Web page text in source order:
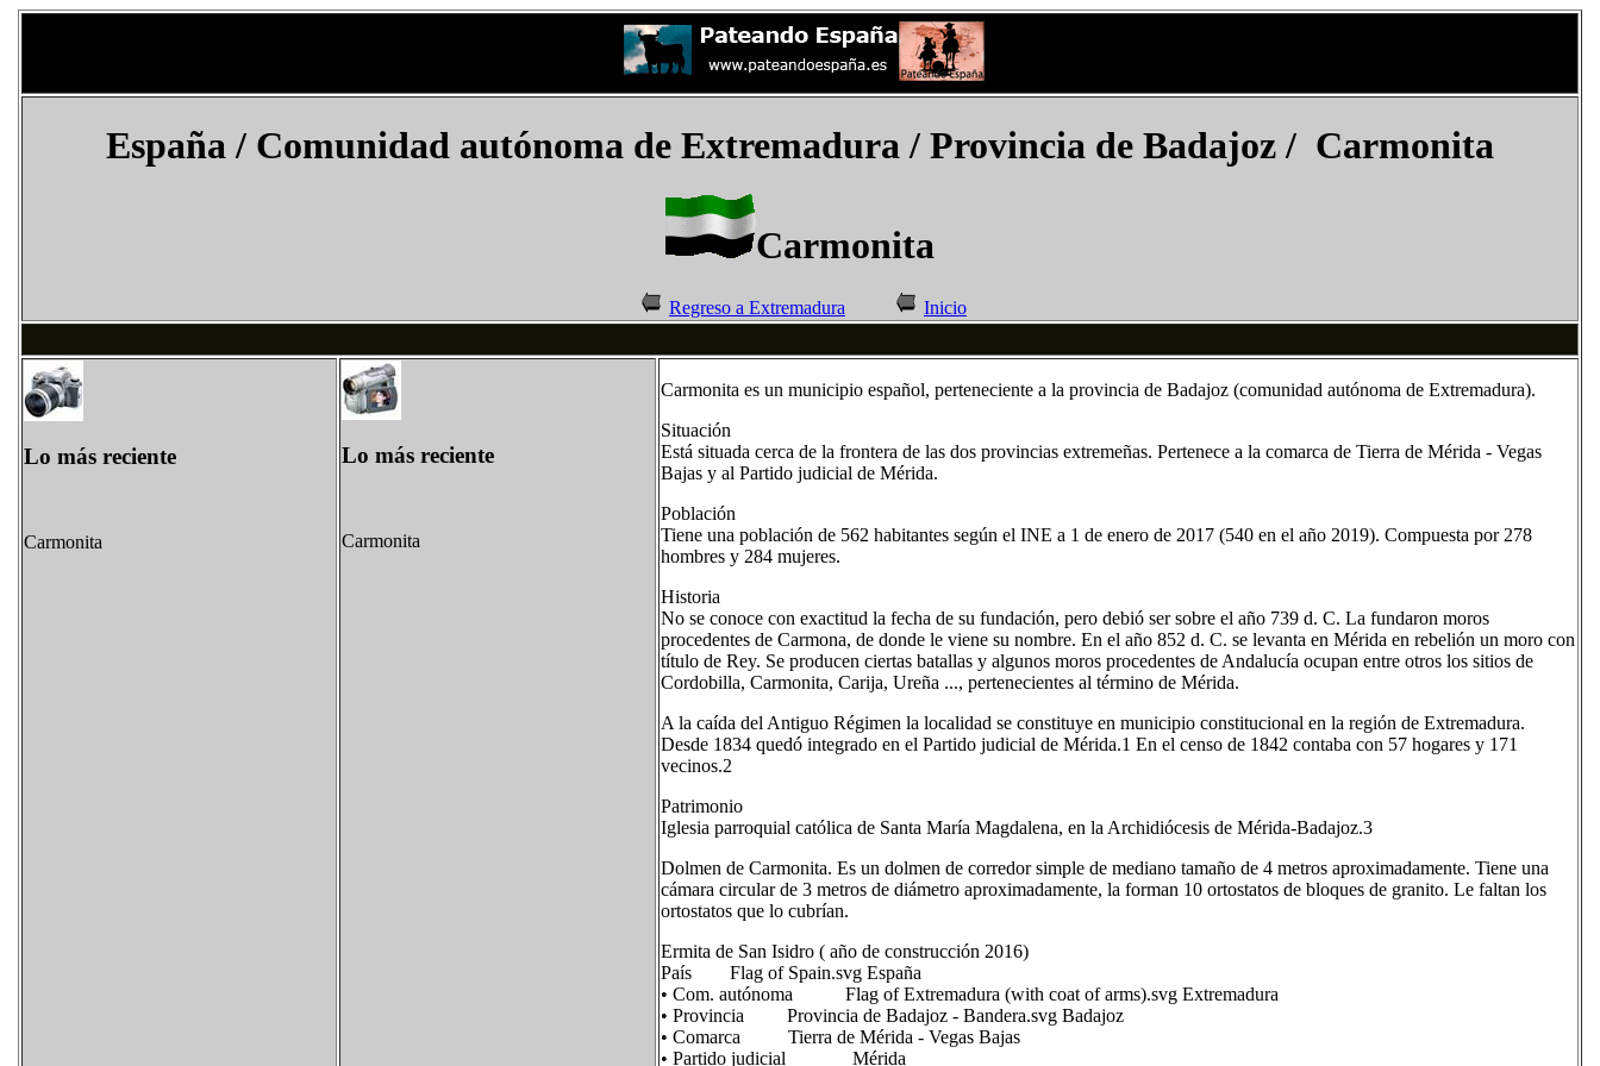
España/ Comunidad autónoma de Extremadura/ Provincia de Badajoz / Carmonita
Carmonita
Regreso a Extremadura Inicio
Lo más reciente
Carmonita
Lo más reciente
Carmonita
Carmonita es un municipio español, perteneciente a la provincia de Badajoz (comunidad autónoma de Extremadura).
Situación
Está situada cerca de la frontera de las dos provincias extremeñas. Pertenece a la comarca de Tierra de Mérida - Vegas
Bajas y al Partido judicial de Mérida.
Población
Tiene una población de 562 habitantes según el INE a 1 de enero de 2017 (540 en el año 2019). Compuesta por 278
hombres y 284 mujeres.
Historia
No se conoce con exactitud la fecha de su fundación, pero debió ser sobre el año 739 d. C. La fundaron moros
procedentes de Carmona, de donde le viene su nombre. En el año 852 d. C. se levanta en Mérida en rebelión un moro con
título de Rey. Se producen ciertas batallas y algunos moros procedentes de Andalucía ocupan entre otros los sitios de
Cordobilla, Carmonita, Carija, Ureña ..., pertenecientes al término de Mérida.
A la caída del Antiguo Régimen la localidad se constituye en municipio constitucional en la región de Extremadura.
Desde 1834 quedó integrado en el Partido judicial de Mérida.1​ En el censo de 1842 contaba con 57 hogares y 171
vecinos.2​
Patrimonio
Iglesia parroquial católica de Santa María Magdalena, en la Archidiócesis de Mérida-Badajoz.3​
Dolmen de Carmonita. Es un dolmen de corredor simple de mediano tamaño de 4 metros aproximadamente. Tiene una
cámara circular de 3 metros de diámetro aproximadamente, la forman 10 ortostatos de bloques de granito. Le faltan los
ortostatos que lo cubrían.
Ermita de San Isidro ( año de construcción 2016)
País Flag of Spain.svg España
• Com. autónoma Flag of Extremadura (with coat of arms).svg Extremadura
• Provincia Provincia de Badajoz - Bandera.svg Badajoz
• Comarca Tierra de Mérida - Vegas Bajas
• Partido judicial Mérida